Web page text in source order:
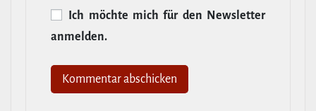
Ich möchte mich für den News­letter
anmelden.